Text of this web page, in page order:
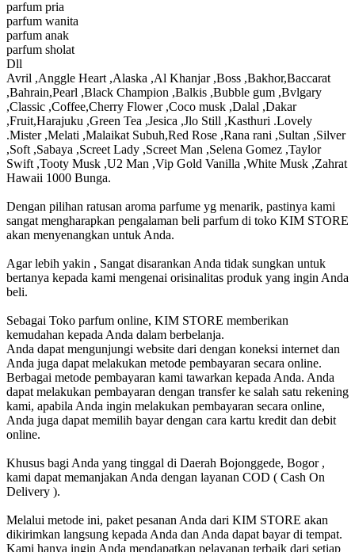
parfum pria
parfum wanita
parfum anak
parfum sholat
Dll
Avril ,Anggle Heart ,Alaska ,Al Khanjar ,Boss ,Bakhor,Baccarat
,Bahrain,Pearl ,Black Champion ,Balkis ,Bubble gum ,Bvlgary
,Classic ,Coffee,Cherry Flower ,Coco musk ,Dalal ,Dakar
,Fruit,Harajuku ,Green Tea ,Jesica ,Jlo Still ,Kasthuri .Lovely
.Mister ,Melati ,Malaikat Subuh,Red Rose ,Rana rani ,Sultan ,Silver
,Soft ,Sabaya ,Screet Lady ,Screet Man ,Selena Gomez ,Taylor
Swift ,Tooty Musk ,U2 Man ,Vip Gold Vanilla ,White Musk ,Zahrat
Hawaii 1000 Bunga.
Dengan pilihan ratusan aroma parfume yg menarik, pastinya kami
sangat mengharapkan pengalaman beli parfum di toko KIM STORE
akan menyenangkan untuk Anda.
Agar lebih yakin , Sangat disarankan Anda tidak sungkan untuk
bertanya kepada kami mengenai orisinalitas produk yang ingin Anda
beli.
Sebagai Toko parfum online, KIM STORE memberikan
kemudahan kepada Anda dalam berbelanja.
Anda dapat mengunjungi website dari dengan koneksi internet dan
Anda juga dapat melakukan metode pembayaran secara online.
Berbagai metode pembayaran kami tawarkan kepada Anda. Anda
dapat melakukan pembayaran dengan transfer ke salah satu rekening
kami, apabila Anda ingin melakukan pembayaran secara online,
Anda juga dapat memilih bayar dengan cara kartu kredit dan debit
online.
Khusus bagi Anda yang tinggal di Daerah Bojonggede, Bogor ,
kami dapat memanjakan Anda dengan layanan COD ( Cash On
Delivery ).
Melalui metode ini, paket pesanan Anda dari KIM STORE akan
dikirimkan langsung kepada Anda dan Anda dapat bayar di tempat.
Kami hanya ingin Anda mendapatkan pelayanan terbaik dari setiap